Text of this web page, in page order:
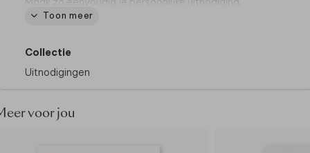
aanpassen wat zelf niet lukt in de editor? Neem dan
te helpen.
Toon meer
Collectie
Uitnodigingen
voor jou